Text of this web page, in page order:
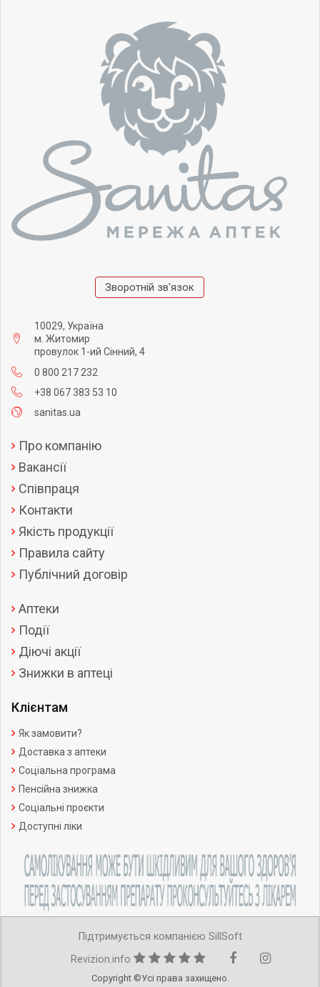
Зворотній зв'язок
10029, Україна
м. Житомир
провулок 1-ий Сінний, 4
0 800 217 232
+38 067 383 53 10
sanitas.ua
Про компанію
Вакансії
Співпраця
Контакти
Якість продукції
Правила сайту
Публічний договір
Аптеки
Події
Діючі акції
Знижки в аптеці
Клієнтам
Як замовити?
Доставка з аптеки
Соціальна програма
Пенсійна знижка
Соціальні проєкти
Доступні ліки
Copyright ©Усі права захищено.
Підтримується компанією SillSoft
Revizion.info